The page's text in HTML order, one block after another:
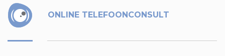
ONLINE TELEFOONCONSULT